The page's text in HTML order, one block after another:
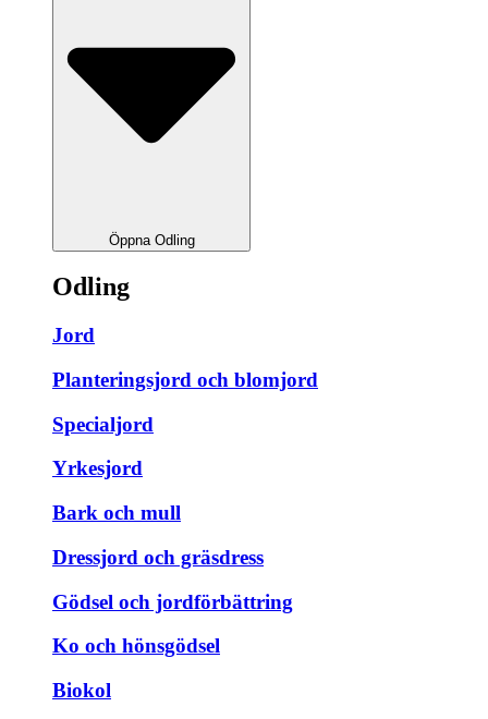
Öppna Odling
Odling
Jord
Planteringsjord och blomjord
Specialjord
Yrkesjord
Bark och mull
Dressjord och gräsdress
Gödsel och jordförbättring
Ko och hönsgödsel
Biokol